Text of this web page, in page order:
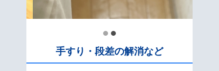
手すり・段差の解消など